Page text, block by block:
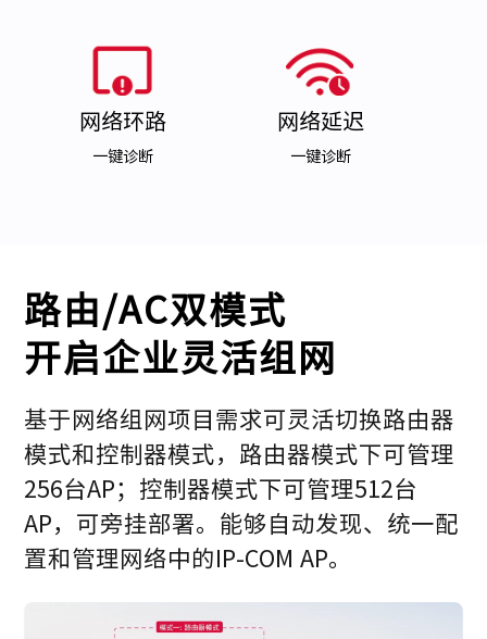
网络环路
一键诊断
网络延迟
一键诊断
路由/AC双模式
开启企业灵活组网
基于网络组网项目需求可灵活切换路由器
模式和控制器模式，路由器模式下可管理
256台AP；控制器模式下可管理512台
AP，可旁挂部署。能够自动发现、统一配
置和管理网络中的IP-COM AP。